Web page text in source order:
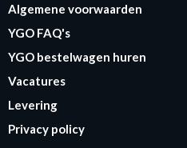
Algemene voorwaarden
YGO FAQ's
YGO bestelwagen huren
Vacatures
Levering
Privacy policy